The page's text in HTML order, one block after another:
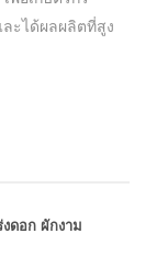
ะได้ผลผลิตที่สูง
งดอก ผักงาม